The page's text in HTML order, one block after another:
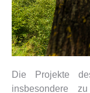
Die Projekte
insbesondere